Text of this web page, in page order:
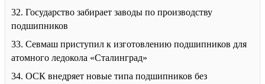
32. Государство забирает заводы по производству
подшипников
33. Севмаш приступил к изготовлению подшипников для
атомного ледокола «Сталинград»
34. ОСК внедряет новые типа подшипников без